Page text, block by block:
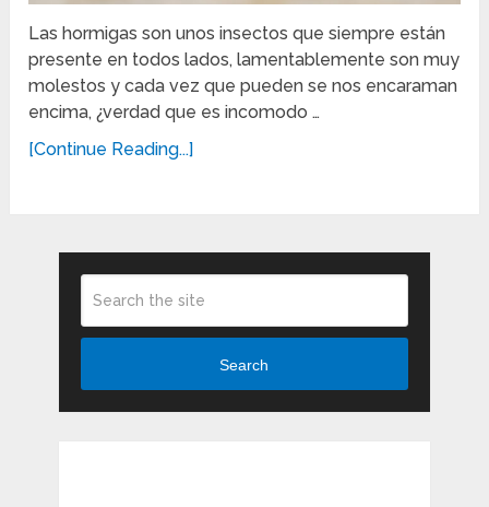
Las hormigas son unos insectos que siempre están
presente en todos lados, lamentablemente son muy
molestos y cada vez que pueden se nos encaraman
encima, ¿verdad que es incomodo …
[Continue Reading...]
Search